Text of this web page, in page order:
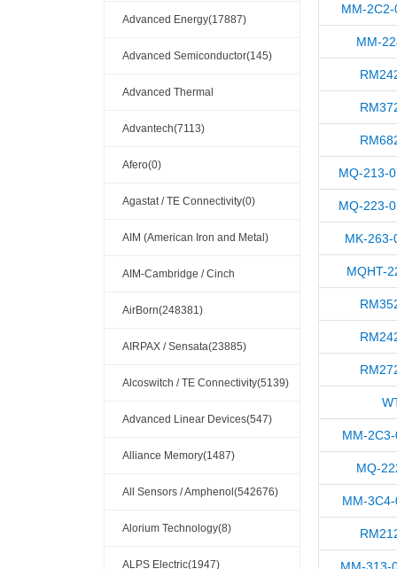
Advanced Energy(17887)
Advanced Semiconductor(145)
Advanced Thermal
Solutions(110404)
Advantech(7113)
Afero(0)
Agastat / TE Connectivity(0)
AIM (American Iron and Metal)
(209)
AIM-Cambridge / Cinch
Connectivity Solutions(909)
AirBorn(248381)
AIRPAX / Sensata(23885)
Alcoswitch / TE Connectivity(5139)
Advanced Linear Devices(547)
Alliance Memory(1487)
All Sensors / Amphenol(542676)
Alorium Technology(8)
ALPS Electric(1947)
MM-
MM-
MQ-213-
MQ-223-
MK-
MQHT-
MM-
MQ-
MM-
MM-313-